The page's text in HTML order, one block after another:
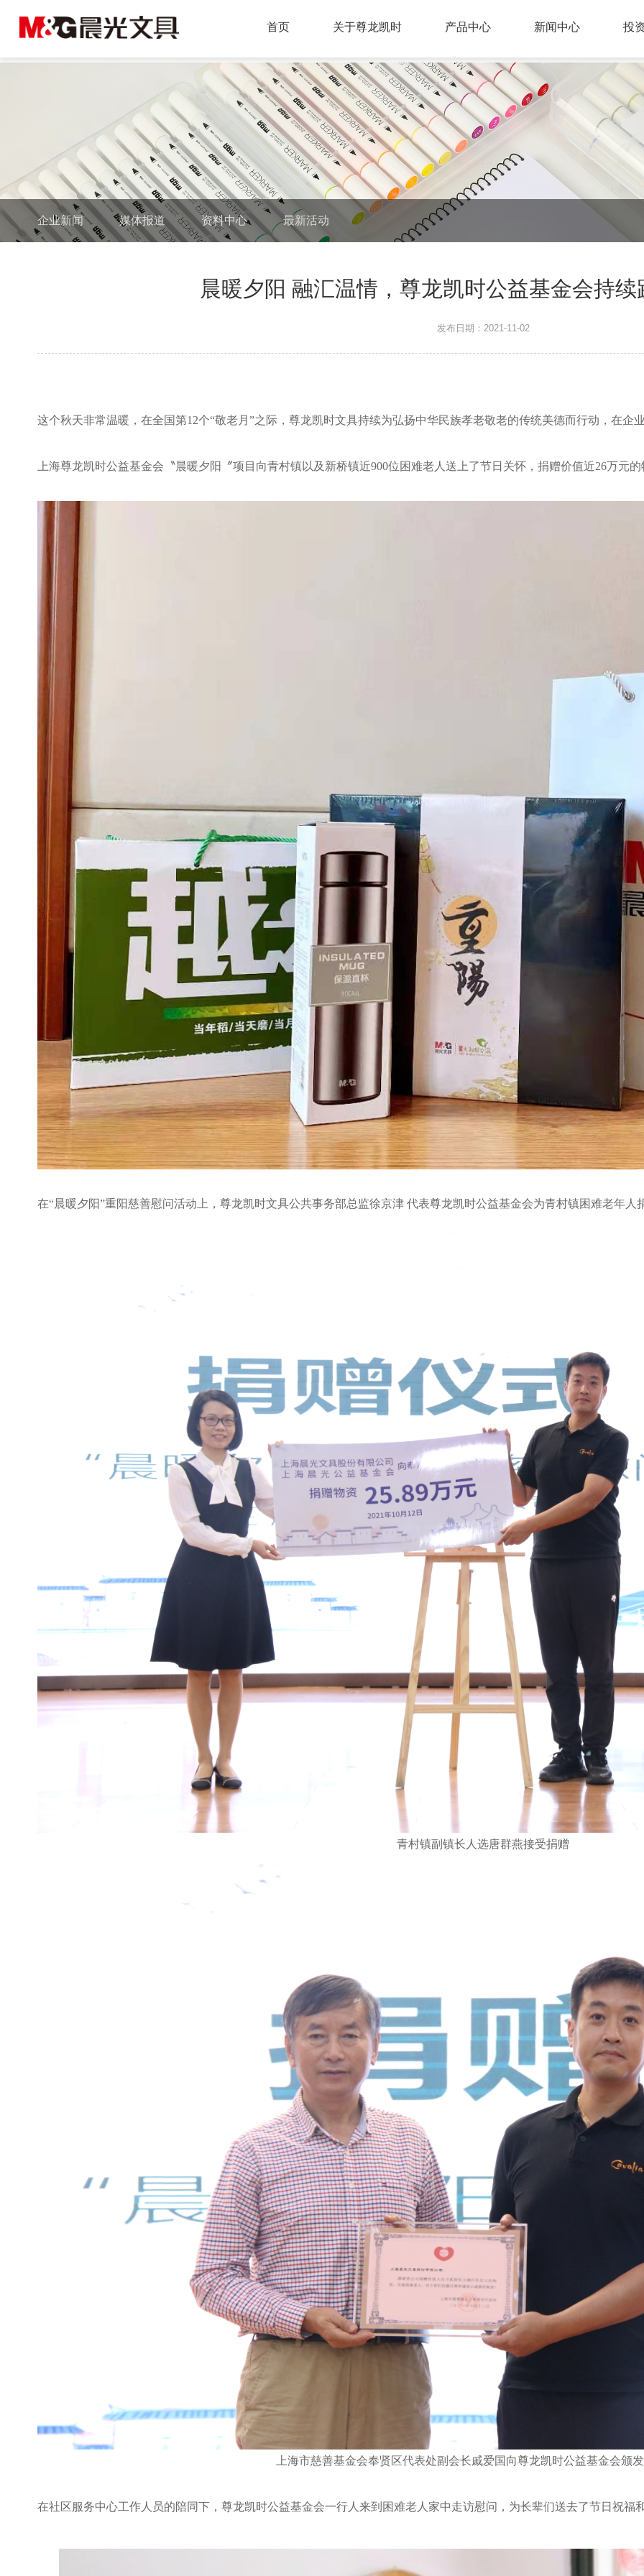
尊龙凯时 首页 关于尊龙凯时 产品中心 新闻中心 投
企业新闻 媒体报道 资料中心 最新活动
晨暖夕阳 融汇温情，尊龙凯时公益基金会持
发布日期：2021-11-02
这个秋天非常温暖，在全国第12个“敬老月 ”之际，尊龙凯时文具持续为弘扬中华民族孝老敬老的传统美德而行动，在企
上海尊龙凯时公益基金会〝晨暖夕阳〞项目向青村镇以及新桥镇近900位困难老人 送上了节日关怀，捐赠价值近26万元的
在“晨暖夕阳”重阳慈善慰问活动上， 尊龙凯时文具公共事务部总监徐京津 代表尊龙凯时公益基金会为青村镇困难老年人
青村镇副镇长人选唐群燕接受捐赠
上海市慈善基金会奉贤区代表处副会长戚爱国向尊龙凯时公益基金会颁
在社区服务中心工作人员的陪同下，尊龙凯时公益基金会一行人来到困难老人家中走访慰问，为长辈们送去了节日祝福